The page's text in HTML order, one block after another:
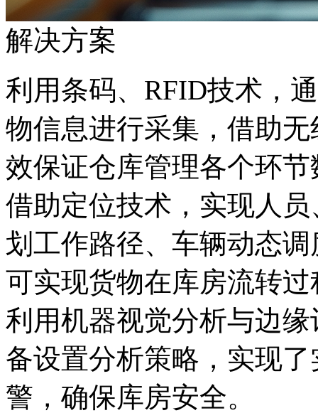
解决方案
利用条码、RFID技术
物信息进行采集，借助
效保证仓库管理各个环
借助定位技术，实现人员
划工作路径、车辆动态
可实现货物在库房流转
利用机器视觉分析与边缘
备设置分析策略，实现
警，确保库房安全。